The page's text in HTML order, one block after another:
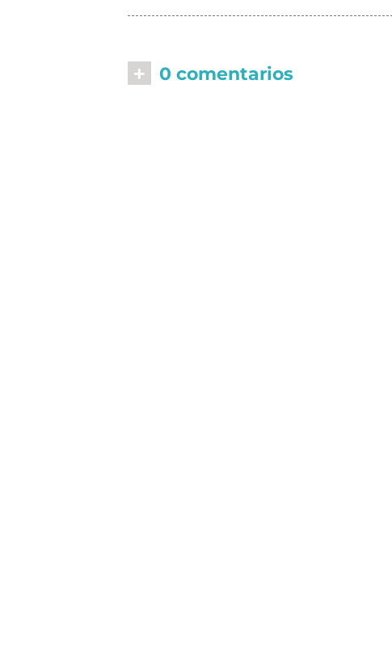
+ 0 comentarios